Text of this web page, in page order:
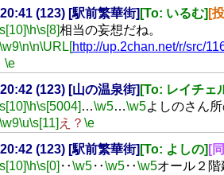
(123) [駅前繁華街] [To: いるむ] [
\h\s[8]相当の妄想だね。
\n\n\URL[http://up.2chan.net/r/src/
\e
(123) [山の温泉街] [To: レイチェ
\h\s[5004] …\w5…\w5よしのさん所
\u\s[11] え？ \e
(123) [駅前繁華街] [To: よしの] [
\h\s[0] ‥\w5‥\w5‥\w5オール２階